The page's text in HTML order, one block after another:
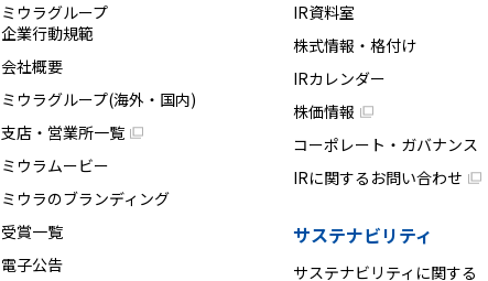
ミウラグループ
企業行動規範
会社概要
ミウラグループ(海外・国内)
支店・営業所一覧
ミウラムービー
ミウラのブランディング
受賞一覧
電子公告
IR資料室
株式情報・格付け
IRカレンダー
株価情報
コーポレート・ガバナンス
IRに関するお問い合わせ
サステナビリティ
サステナビリティに関する